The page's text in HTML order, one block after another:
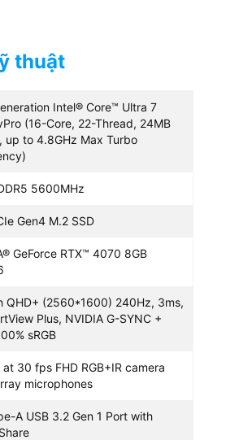
thuật
Intel® Core™ Ultra 7
(16-Core, 22-Thread, 24MB
up to 4.8GHz Max Turbo
5600MHz
Gen4 M.2 SSD
GeForce RTX™ 4070 8GB
QHD+ (2560*1600) 240Hz, 3ms,
Plus, NVIDIA G-SYNC +
sRGB
30 fps FHD RGB+IR camera
microphones
A USB 3.2 Gen 1 Port with